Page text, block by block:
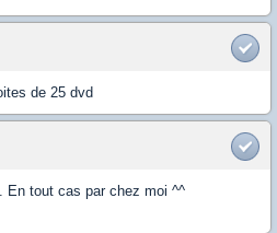
de 25 dvd
tout cas par chez moi ^^